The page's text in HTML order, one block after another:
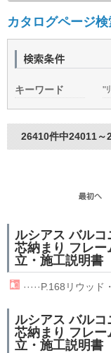
カタログページ
キーワード "
26410件中24011～
ルシアス バル
芯納まり フレー
立・施工説明書
·····P.168 リウッド
ルシアス バル
芯納まり フレー
立・施工説明書